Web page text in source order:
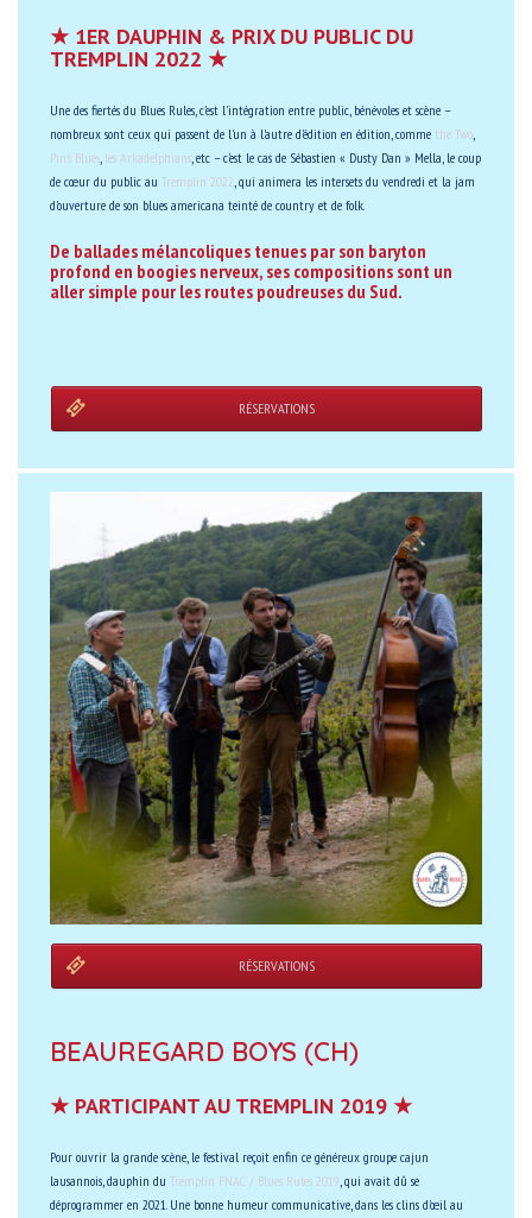
★ 1ER DAUPHIN & PRIX DU PUBLIC DU
TREMPLIN 2022 ★
Une des fiertés du Blues Rules, c'est l'intégration entre public, bénévoles et scène –
nombreux sont ceux qui passent de l'un à l'autre d'édition en édition, comme the Two,
Pin's Blues, les Arkadelphians, etc – c'est le cas de Sébastien « Dusty Dan » Mella, le coup
de cœur du public au Tremplin 2022, qui animera les intersets du vendredi et la jam
d'ouverture de son blues americana teinté de country et de folk.
De ballades mélancoliques tenues par son baryton
profond en boogies nerveux, ses compositions sont un
aller simple pour les routes poudreuses du Sud.
RÉSERVATIONS
RÉSERVATIONS
BEAUREGARD BOYS (CH)
★ PARTICIPANT AU TREMPLIN 2019 ★
Pour ouvrir la grande scène, le festival reçoit enfin ce généreux groupe cajun
lausannois, dauphin du Tremplin FNAC / Blues Rules 2019, qui avait dû se
déprogrammer en 2021. Une bonne humeur communicative, dans les clins d'œil au